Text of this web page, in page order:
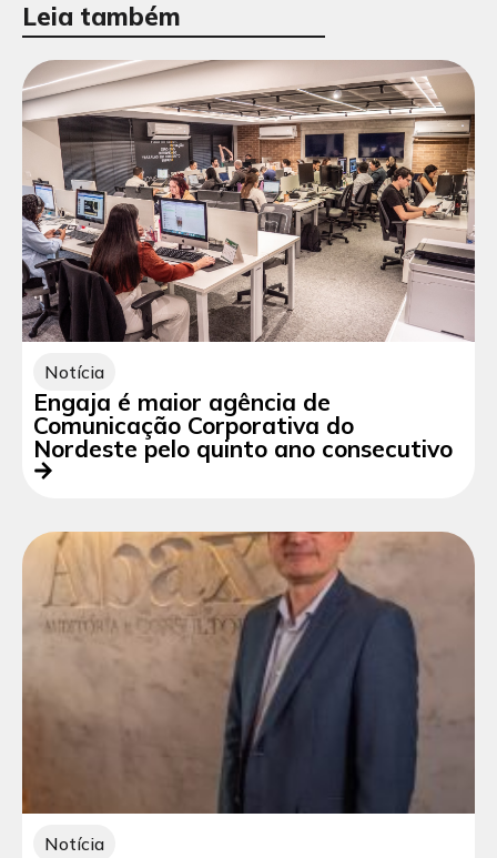
Leia também
Notícia
Engaja é maior agência de
Comunicação Corporativa do
Nordeste pelo quinto ano consecutivo
Notícia